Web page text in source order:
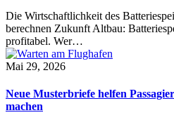
Die Wirtschaftlichkeit des
berechnen Zukunft Altbau:
profitabel. Wer…
Mai 29, 2026
Neue Musterbriefe helfen
machen